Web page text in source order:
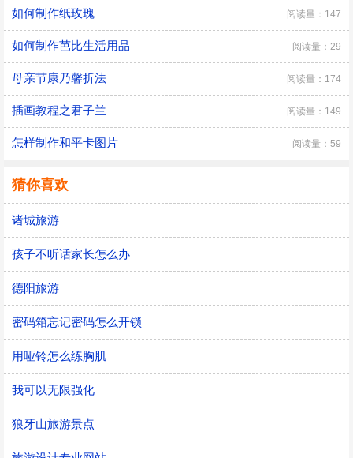
如何制作纸玫瑰 阅读量：147
如何制作芭比生活用品 阅读量：29
母亲节康乃馨折法 阅读量：174
插画教程之君子兰 阅读量：149
怎样制作和平卡图片 阅读量：59
猜你喜欢
诸城旅游
孩子不听话家长怎么办
德阳旅游
密码箱忘记密码怎么开锁
用哑铃怎么练胸肌
我可以无限强化
狼牙山旅游景点